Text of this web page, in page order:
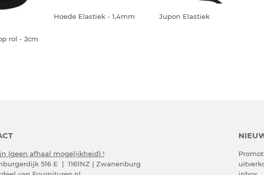
rol - 2cm
Hoede Elastiek - 1,4mm Jupon Elastiek
(geen afhaal mogelijkheid) !
516 E | 1161NZ | Zwanenburg